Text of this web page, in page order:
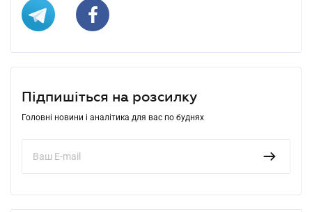
Підпишіться на розсилку
Головні новини і аналітика для вас по буднях